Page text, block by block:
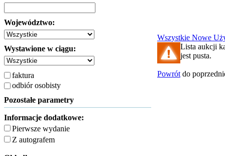
Województwo:
Wystawione w ciągu:
faktura
odbiór osobisty
Pozostałe parametry
Informacje dodatkowe:
Pierwsze wydanie
Z autografem
Wszystkie Nowe
Lista aukcji
jest pusta.
Powrót do